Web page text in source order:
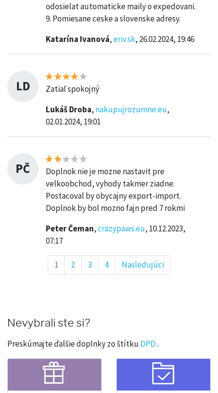
odosielat automaticke maily o expedovani.
9. Pomiesane ceske a slovenske adresy.
Katarína Ivanová,eriv.sk, 26.02.2024, 19:46
LD
Zatiaľ spokojný
Lukáš Droba, nakupujrozumne.eu,
02.01.2024, 19:01
PČ
Doplnok nie je mozne nastavit pre
velkoobchod, vyhody takmer ziadne.
Postacoval by obycajny export-import.
Doplnok by bol mozno fajn pred 7 rokmi
Peter Čeman,crazypaws.eu, 10.12.2023,
07:17
1 2 3 4 Nasledujúci
Nevybrali ste si?
Preskúmajte ďalšie doplnky zo štítku DPD.